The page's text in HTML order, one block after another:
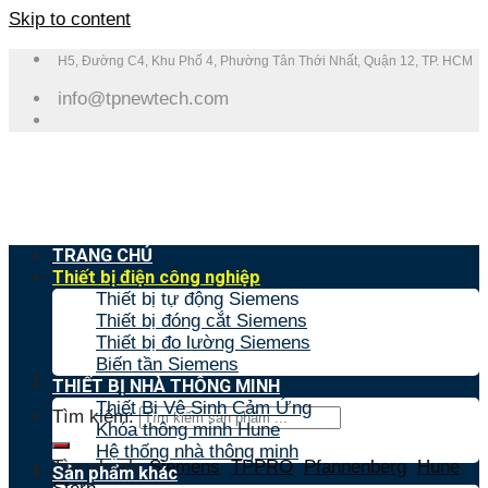
Skip to content
H5, Đường C4, Khu Phố 4, Phường Tân Thới Nhất, Quận 12, TP. HCM
info@tpnewtech.com
Tìm kiếm:
Tìm nhanh:Siemens,TPPRO,Pfannenberg,Hune,
TRANG CHỦ
Thiết bị điện công nghiệp
Thiết bị tự động Siemens
Thiết bị đóng cắt Siemens
Thiết bị đo lường Siemens
Biến tần Siemens
THIẾT BỊ NHÀ THÔNG MINH
Thiết Bị Vệ Sinh Cảm Ứng
Khóa thông minh Hune
Hệ thống nhà thông minh
Sản phẩm khác